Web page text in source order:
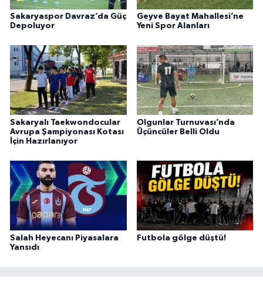
Sakaryaspor Davraz’da Güç
Depoluyor
Geyve Bayat Mahallesi’ne
Yeni Spor Alanları
Sakaryalı Taekwondocular
Avrupa Şampiyonası Kotası
İçin Hazırlanıyor
Olgunlar Turnuvası’nda
Üçüncüler Belli Oldu
Salah Heyecanı Piyasalara
Yansıdı
Futbola gölge düştü!